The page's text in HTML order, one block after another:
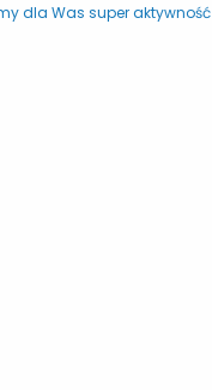
dla Was super aktywność